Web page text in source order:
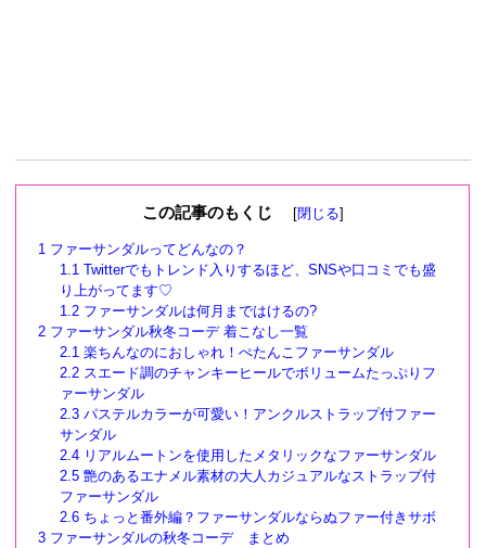
この記事のもくじ [閉じる]
1 ファーサンダルってどんなの？
1.1 Twitterでもトレンド入りするほど、SNSや口コミでも盛
り上がってます♡
1.2 ファーサンダルは何月まではけるの?
2 ファーサンダル秋冬コーデ 着こなし一覧
2.1 楽ちんなのにおしゃれ！ぺたんこファーサンダル
2.2 スエード調のチャンキーヒールでボリュームたっぷりフ
ァーサンダル
2.3 パステルカラーが可愛い！アンクルストラップ付ファー
サンダル
2.4 リアルムートンを使用したメタリックなファーサンダル
2.5 艶のあるエナメル素材の大人カジュアルなストラップ付
ファーサンダル
2.6 ちょっと番外編？ファーサンダルならぬファー付きサボ
3 ファーサンダルの秋冬コーデ まとめ